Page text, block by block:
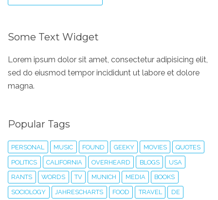
Some Text Widget
Lorem ipsum dolor sit amet, consectetur adipisicing elit,
sed do eiusmod tempor incididunt ut labore et dolore
magna.
Popular Tags
PERSONAL MUSIC FOUND GEEKY MOVIES QUOTES
POLITICS CALIFORNIA OVERHEARD BLOGS USA
RANTS WORDS TV MUNICH MEDIA BOOKS
SOCIOLOGY JAHRESCHARTS FOOD TRAVEL DE